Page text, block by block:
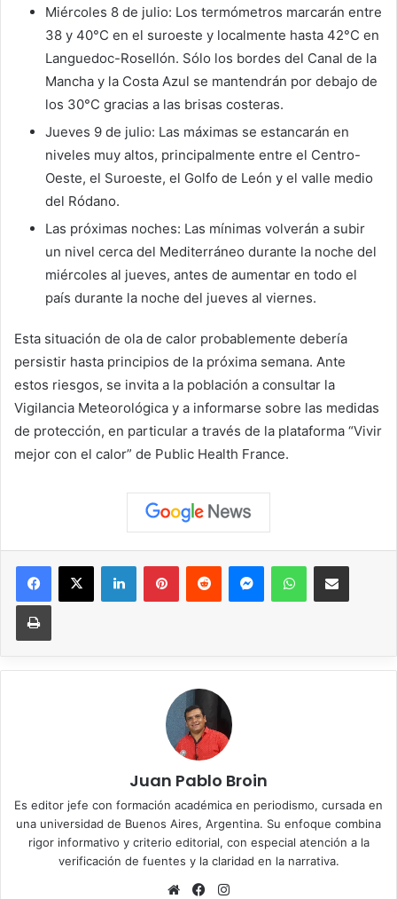
Miércoles 8 de julio: Los termómetros marcarán entre
38 y 40°C en el suroeste y localmente hasta 42°C en
Languedoc-Rosellón. Sólo los bordes del Canal de la
Mancha y la Costa Azul se mantendrán por debajo de
los 30°C gracias a las brisas costeras.
Jueves 9 de julio: Las máximas se estancarán en
niveles muy altos, principalmente entre el Centro-
Oeste, el Suroeste, el Golfo de León y el valle medio
del Ródano.
Las próximas noches: Las mínimas volverán a subir
un nivel cerca del Mediterráneo durante la noche del
miércoles al jueves, antes de aumentar en todo el
país durante la noche del jueves al viernes.
Esta situación de ola de calor probablemente debería
persistir hasta principios de la próxima semana. Ante
estos riesgos, se invita a la población a consultar la
Vigilancia Meteorológica y a informarse sobre las medidas
de protección, en particular a través de la plataforma “Vivir
mejor con el calor” de Public Health France.
Facebook
X LinkedInPinterestReddit MessengerWhatsAppCompartir vía correo
Imprimir
Juan Pablo Broin
Es editor jefe con formación académica en periodismo, cursada en
una universidad de Buenos Aires, Argentina. Su enfoque combina
rigor informativo y criterio editorial, con especial atención a la
verificación de fuentes y la claridad en la narrativa.
Sitio
Facebook